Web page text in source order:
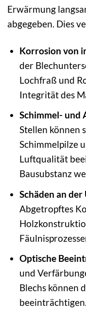
Erwärmung
abgegeben. Dies
Korrosion von
der
Lochfraß und
Integrität des
Schimmel- und
Stellen können
Schimmelpilze
Luftqualität
Bausubstanz
Schäden an
Abgetropftes
Optische
und
Blechs können
beeinträchtigen.